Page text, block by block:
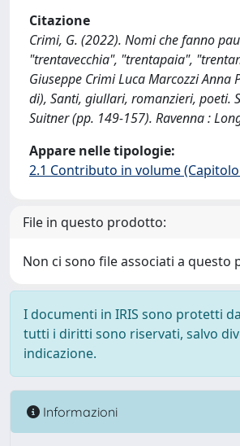
Citazione
Crimi, G. (2022). Nomi che fanno
"trentavecchia", "trentapaia",
Giuseppe Crimi Luca Marcozzi Anna
di), Santi, giullari, romanzieri, poeti.
Suitner (pp. 149-157). Ravenna :
Appare nelle tipologie:
2.1 Contributo in volume
File in questo prodotto:
Non ci sono file associati a questo
I documenti in IRIS sono protetti
tutti i diritti sono riservati, salvo
indicazione.
Informazioni